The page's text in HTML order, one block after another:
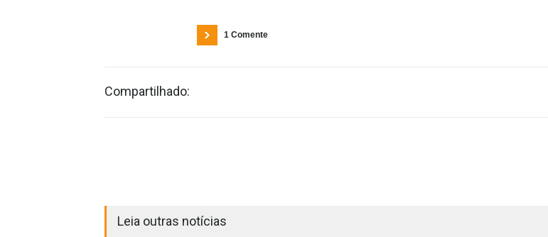
1 Comente
Compartilhado:
Leia outras notícias